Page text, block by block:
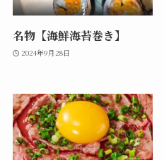
名物【海鮮海苔巻き】
2024年9月28日